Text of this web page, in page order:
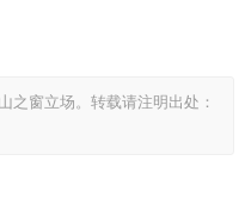
窗立场。转载请注明出处：